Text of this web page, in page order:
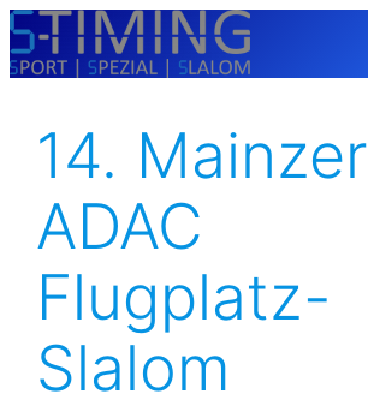
Zum
Inhalt
14. Mainzer
ADAC
Flugplatz-
Slalom